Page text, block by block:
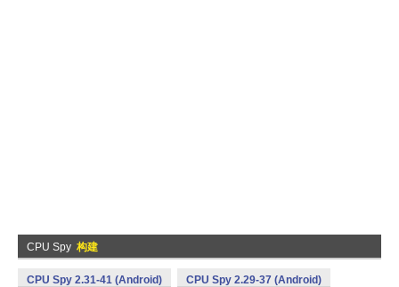
CPU Spy 构建
CPU Spy 2.31-41 (Android) CPU Spy 2.29-37 (Android)